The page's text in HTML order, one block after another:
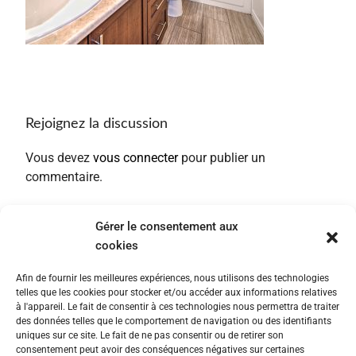
Gérer le consentement aux
cookies
Afin de fournir les meilleures expériences, nous utilisons des technologies
telles que les cookies pour stocker et/ou accéder aux informations relatives
à l'appareil. Le fait de consentir à ces technologies nous permettra de traiter
des données telles que le comportement de navigation ou des identifiants
uniques sur ce site. Le fait de ne pas consentir ou de retirer son
consentement peut avoir des conséquences négatives sur certaines
Rejoignez la discussion
Vous devez vous connecterpour publier un
commentaire.